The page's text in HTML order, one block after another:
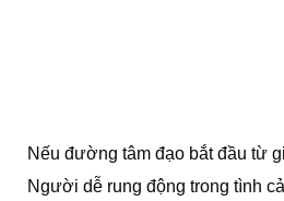
Nếu đường tâm đạo bắt đầu từ
Người dễ rung động trong tình